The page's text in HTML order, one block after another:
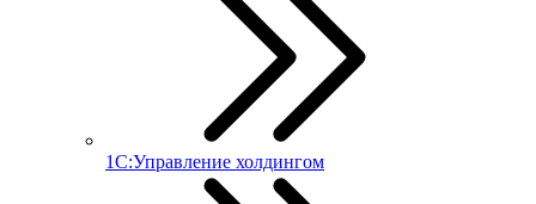
1С:Управление холдингом